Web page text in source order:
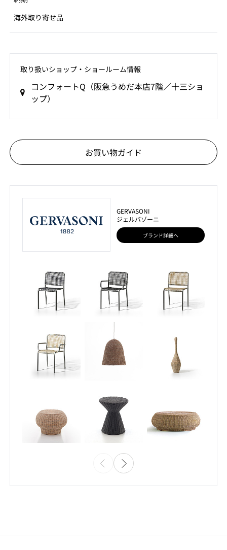
海外取り寄せ品
取り扱いショップ‧ショールーム情報
コンフォートQ（阪急うめだ本店7階／十三ショ
ップ）
お買い物ガイド
GERVASONI
ジェルバゾーニ
ブランド詳細へ